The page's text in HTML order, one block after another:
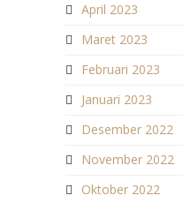
April 2023
Maret 2023
Februari 2023
Januari 2023
Desember 2022
November 2022
Oktober 2022